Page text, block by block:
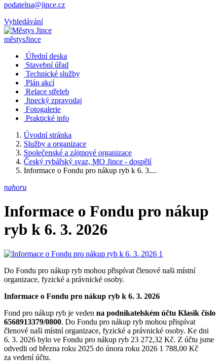
podatelna@jince.cz
Vyhledávání
městysJince
Úřední deska
Stavební úřad
Technické služby
Plán akcí
Relace střeleb
Jinecký zpravodaj
Fotogalerie
Praktické info
Úvodní stránka
Služby a organizace
Společenské a zájmové organizace
Český rybářský svaz, MO Jince - dospělí
Informace o Fondu pro nákup ryb k 6. 3....
nahoru
Informace o Fondu pro nákup
ryb k 6. 3. 2026
Do Fondu pro nákup ryb mohou přispívat členové naši místní
organizace, fyzické a právnické osoby.
Informace o Fondu pro nákup ryb k 6. 3. 2026
Fond pro nákup ryb je veden na podnikatelském účtu Klasik číslo
6568913379/0800. Do Fondu pro nákup ryb mohou přispívat
členové naši místní organizace, fyzické a právnické osoby. Ke dni
6. 3. 2026 bylo ve Fondu pro nákup ryb 23 272,32 Kč. Z účtu jsme
odvedli od března roku 2025 do února roku 2026 1 788,00 Kč
za vedení účtu.